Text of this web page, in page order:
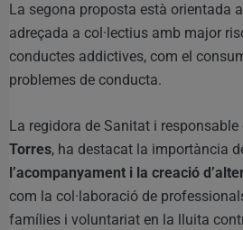
La segona proposta està orientada
adreçada a col·lectius amb major
conductes addictives, com el
problemes de conducta.
La regidora de Sanitat i responsable
Torres, ha destacat la importància
l’acompanyament i la creació
com la col·laboració de
famílies i voluntariat en la lluita